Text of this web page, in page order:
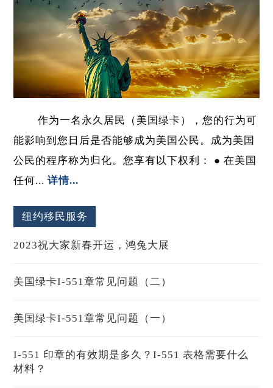
作为一名永久居民（美国绿卡），您的行为可
能影响到您日后是否能够成为美国公民。成为美国
公民的程序称为归化。您享有以下权利： ● 在美国
任何...详情...
纽约移民服务
2023祝大家新春开运，鸿兔大展
美国绿卡I-551章常见问题（二）
美国绿卡I-551章常见问题（一）
I-551 印章的有效期是多久？I-551 表格需要什么
材料？